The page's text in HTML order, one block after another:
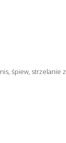
śpiew, strzelanie z